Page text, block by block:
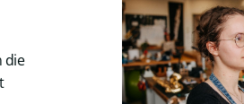
die